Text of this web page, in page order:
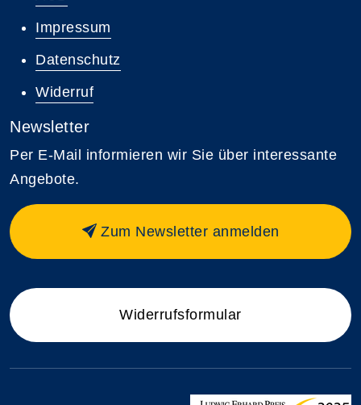
Impressum
Datenschutz
Widerruf
Newsletter
Per E-Mail informieren wir Sie über interessante
Angebote.
Zum Newsletter anmelden
Widerrufsformular